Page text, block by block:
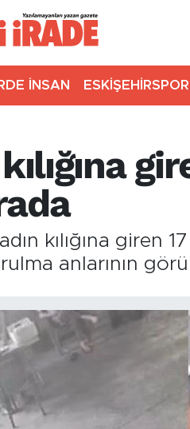
İNSAN ESKİŞEHİRSPOR
kılığına
kılığına giren
anlarının